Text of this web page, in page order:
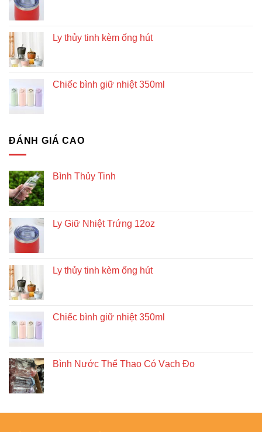
Ly thủy tinh kèm ống hút
Chiếc bình giữ nhiệt 350ml
ĐÁNH GIÁ CAO
Bình Thủy Tinh
Ly Giữ Nhiệt Trứng 12oz
Ly thủy tinh kèm ống hút
Chiếc bình giữ nhiệt 350ml
Bình Nước Thể Thao Có Vạch Đo